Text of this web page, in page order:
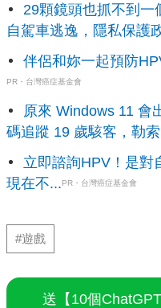
29顆鏡頭也抓不到一
自駕車逃逸，隱私保護
伴侶和妳一起預防
PR・台灣癌症基金會
原來 Windows 11 會
碼追蹤 19 歲駭客，勒
立即諮詢HPV！是對
現在不...PR・台灣癌症基金會
#遊戲
送【10個